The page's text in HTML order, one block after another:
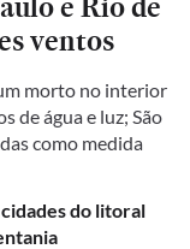
ventos
morto no interior
de água e luz; São
como medida
do litoral